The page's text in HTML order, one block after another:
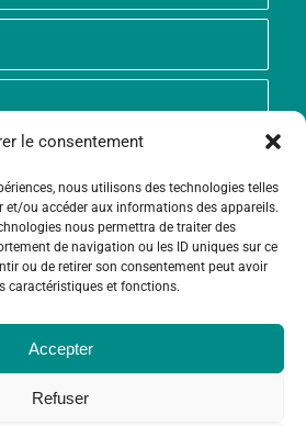
le consentement
nous utilisons des technologies telles
et/ou accéder aux informations des appareils.
nous permettra de traiter des
de navigation ou les ID uniques sur ce
ou de retirer son consentement peut avoir
caractéristiques et fonctions.
Accepter
Refuser